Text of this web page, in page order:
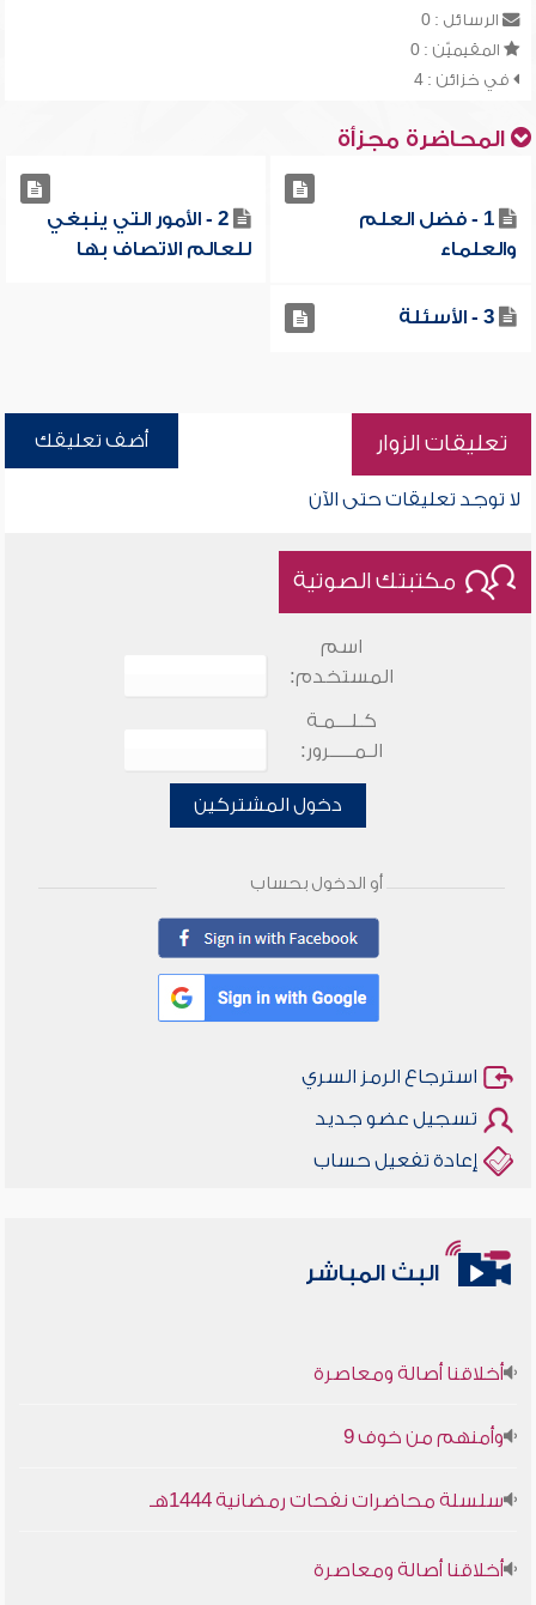
الرسائل : 0
المقيميّن : 0
في خزائن : 4
المحاضرة مجزأة
1 - فضل العلم
والعلماء
2 - الأمور التي ينبغي
للعالم الاتصاف بها
3 - الأسئلة
تعليقات الزوار أضف تعليقك
لا توجد تعليقات حتى الآن
مكتبتك الصوتية
اسم
المستخدم:
كـلـــمـة
الـمـــــرور:
دخول المشتركين
أو الدخول بحساب
استرجاع الرمز السري
تسجيل عضو جديد
إعادة تفعيل حساب
البث المباشر
أخلاقنا أصالة ومعاصرة
وأمنهم من خوف 9
سلسلة محاضرات نفحات رمضانية 1444هـ
أخلاقنا أصالة ومعاصرة